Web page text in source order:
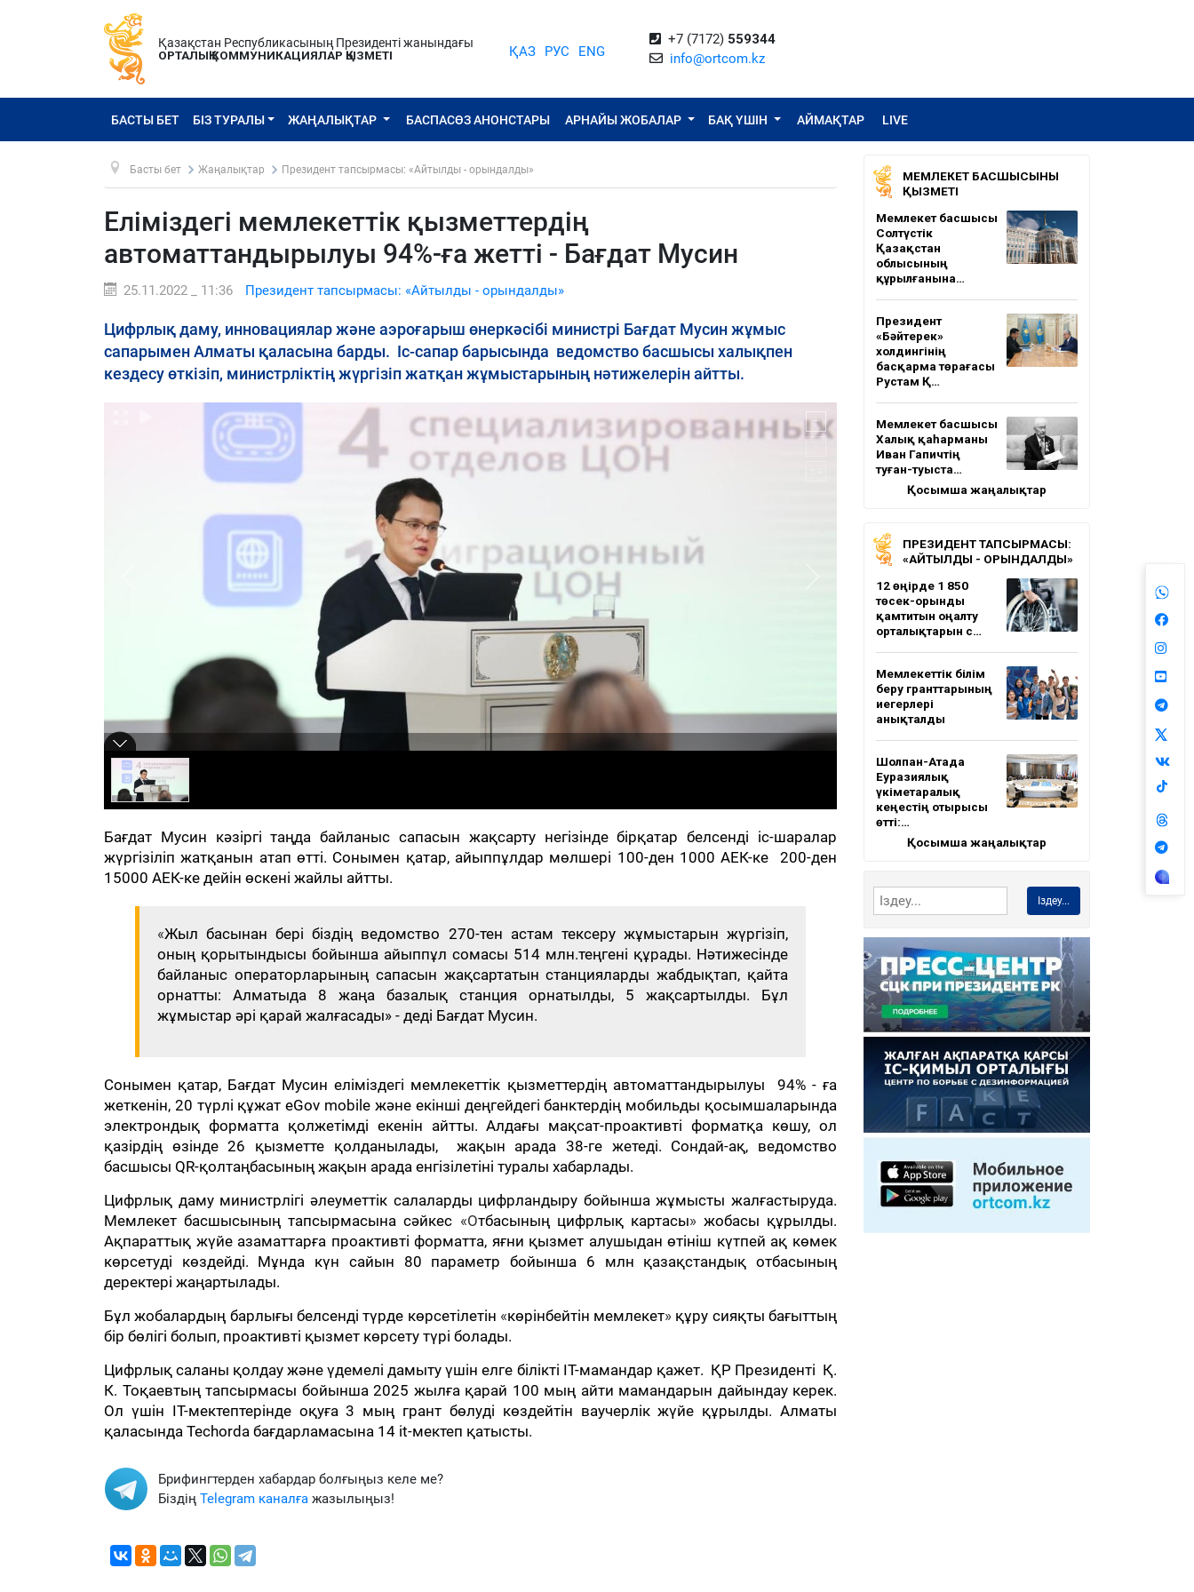
Қазақстан Республикасының Президенті жанындағы
ОРТАЛЫҚ КОММУНИКАЦИЯЛАР ҚЫЗМЕТІ
ҚАЗ РУС ENG
+7 (7172) 559344
info@ortcom.kz
БАСТЫ БЕТ БІЗ ТУРАЛЫ ЖАҢАЛЫҚТАР БАСПАСӨЗ АНОНСТАРЫ АРНАЙЫ ЖОБАЛАР БАҚ ҮШІН АЙМАҚТАР LIVE
Басты бет Жаңалықтар Президент тапсырмасы: «Айтылды - орындалды»
Еліміздегі мемлекеттік қызметтердің
автоматтандырылуы 94%-ға жетті - Бағдат Мусин
25.11.2022 _ 11:36 Президент тапсырмасы: «Айтылды - орындалды»
Цифрлық даму, инновациялар және аэроғарыш өнеркәсібі министрі Бағдат Мусин жұмыс
сапарымен Алматы қаласына барды. Іс-сапар барысында ведомство басшысы халықпен
кездесу өткізіп, министрліктің жүргізіп жатқан жұмыстарының нәтижелерін айтты.
Бағдат Мусин кәзіргі таңда байланыс сапасын жақсарту негізінде бірқатар белсенді іс-шаралар
жүргізіліп жатқанын атап өтті. Сонымен қатар, айыппұлдар мөлшері 100-ден 1000 АЕК-ке 200-ден
15000 АЕК-ке дейін өскені жайлы айтты.
«Жыл басынан бері біздің ведомство 270-тен астам тексеру жұмыстарын жүргізіп,
оның қорытындысы бойынша айыппұл сомасы 514 млн.теңгені құрады. Нәтижесінде
байланыс операторларының сапасын жақсартатын станцияларды жабдықтап, қайта
орнатты: Алматыда 8 жаңа базалық станция орнатылды, 5 жақсартылды. Бұл
жұмыстар әрі қарай жалғасады» - деді Бағдат Мусин.
Сонымен қатар, Бағдат Мусин еліміздегі мемлекеттік қызметтердің автоматтандырылуы 94% - ға
жеткенін, 20 түрлі құжат eGov mobile және екінші деңгейдегі банктердің мобильды қосымшаларында
электрондық форматта қолжетімді екенін айтты. Алдағы мақсат-проактивті форматқа көшу, ол
қазірдің өзінде 26 қызметте қолданылады, жақын арада 38-ге жетеді. Сондай-ақ, ведомство
басшысы QR-қолтаңбасының жақын арада енгізілетіні туралы хабарлады.
Цифрлық даму министрлігі әлеуметтік салаларды цифрландыру бойынша жұмысты жалғастыруда.
Мемлекет басшысының тапсырмасына сәйкес «Отбасының цифрлық картасы»жобасы құрылды.
Ақпараттық жүйе азаматтарға проактивті форматта, яғни қызмет алушыдан өтініш күтпей ақ көмек
көрсетуді көздейді. Мұнда күн сайын 80 параметр бойынша 6 млн қазақстандық отбасының
деректері жаңартылады.
Бұл жобалардың барлығы белсенді түрде көрсетілетін «көрінбейтін мемлекет» құру сияқты бағыттың
бір бөлігі болып, проактивті қызмет көрсету түрі болады.
Цифрлық саланы қолдау және үдемелі дамыту үшін елге білікті IT-мамандар қажет. ҚР Президенті Қ.
К. Тоқаевтың тапсырмасы бойынша 2025 жылға қарай 100 мың айти мамандарын дайындау керек.
Ол үшін IT-мектептерінде оқуға 3 мың грант бөлуді көздейтін ваучерлік жүйе құрылды. Алматы
қаласында Techorda бағдарламасына 14 it-мектеп қатысты.
Брифингтерден хабардар болғыңыз келе ме?
Біздің Telegram каналға жазылыңыз!
МЕМЛЕКЕТ БАСШЫСЫНЫҢ
ҚЫЗМЕТІ
Мемлекет басшысы
Солтүстік
Қазақстан
облысының
құрылғанына…
Президент
«Бәйтерек»
холдингінің
басқарма төрағасы
Рустам Қ…
Мемлекет басшысы
Халық қаһарманы
Иван Гапичтің
туған-туыста…
Қосымша жаңалықтар
ПРЕЗИДЕНТ ТАПСЫРМАСЫ:
«АЙТЫЛДЫ - ОРЫНДАЛДЫ»
12 өңірде 1 850
төсек-орынды
қамтитын оңалту
орталықтарын с…
Мемлекеттік білім
беру гранттарының
иегерлері
анықталды
Шолпан-Атада
Еуразиялық
үкіметаралық
кеңестің отырысы
өтті:…
Қосымша жаңалықтар
Іздеу...